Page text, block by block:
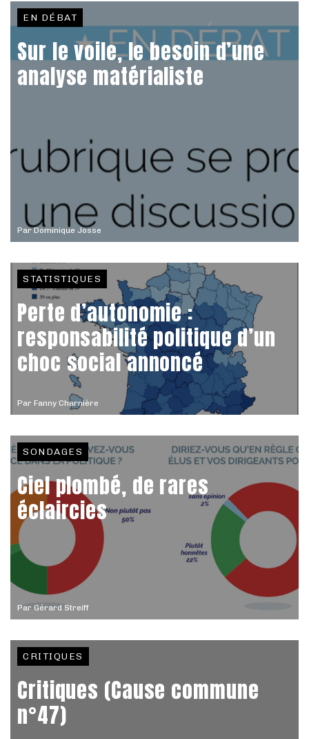
ParDominique Josse
EN DÉBAT
Sur le voile, le besoin d’une
analyse matérialiste
Par Fanny Charnière
STATISTIQUES
Perte d’autonomie :
responsabilité politique d’un
choc social annoncé
Par Gérard Streiff
SONDAGES
Ciel plombé, de rares
éclaircies
CRITIQUES
Critiques (Cause commune
n°47)